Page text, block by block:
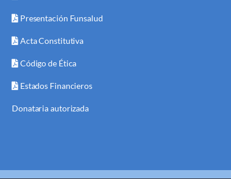
Presentación Funsalud
Acta Constitutiva
Código de Ética
Estados Financieros
Donataria autorizada